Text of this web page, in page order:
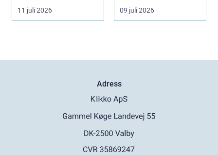
luftfuktighet för att sk...
11 juli 2026
egen liten ...
09 juli 2026
Adress